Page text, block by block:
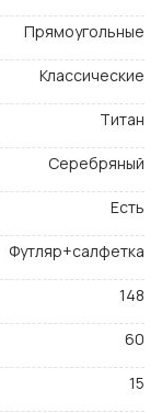
Прямоугольные
Классические
Титан
Серебряный
Есть
Футляр+салфетка
148
60
15